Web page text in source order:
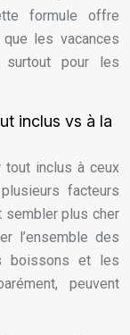
formule offre
les vacances
surtout pour les
inclus vs à la
tout inclus à ceux
facteurs
sembler plus cher
l’ensemble des
boissons et les
peuvent